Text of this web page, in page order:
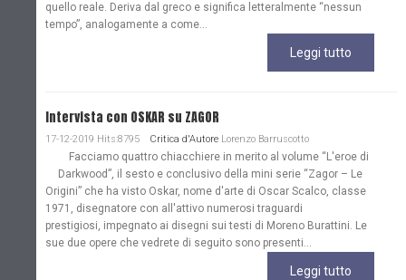
quello reale. Deriva dal greco e significa letteralmente “nessun
tempo”, analogamente a come...
Leggi tutto
Intervista con OSKAR su ZAGOR
17-12-2019 Hits:8795 Critica d'Autore Lorenzo Barruscotto
Facciamo quattro chiacchiere in merito al volume “L'eroe di
Darkwood”, il sesto e conclusivo della mini serie “Zagor – Le
Origini” che ha visto Oskar, nome d'arte di Oscar Scalco, classe
1971, disegnatore con all'attivo numerosi traguardi
prestigiosi, impegnato ai disegni sui testi di Moreno Burattini. Le
sue due opere che vedrete di seguito sono presenti...
Leggi tutto